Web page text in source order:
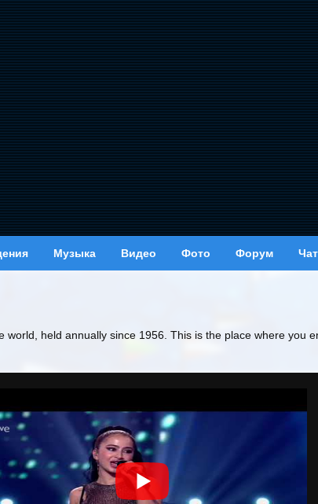
Музыка Видео Фото Форум Чат
held annually since 1956. This is the place where you